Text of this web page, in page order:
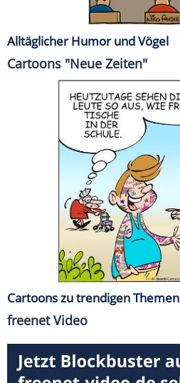
Alltäglicher Humor und Vögel
Cartoons "Neue Zeiten"
Cartoons zu trendigen Themen
freenet Video